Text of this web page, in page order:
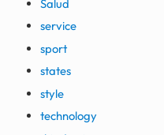
Salud
service
sport
states
style
technology